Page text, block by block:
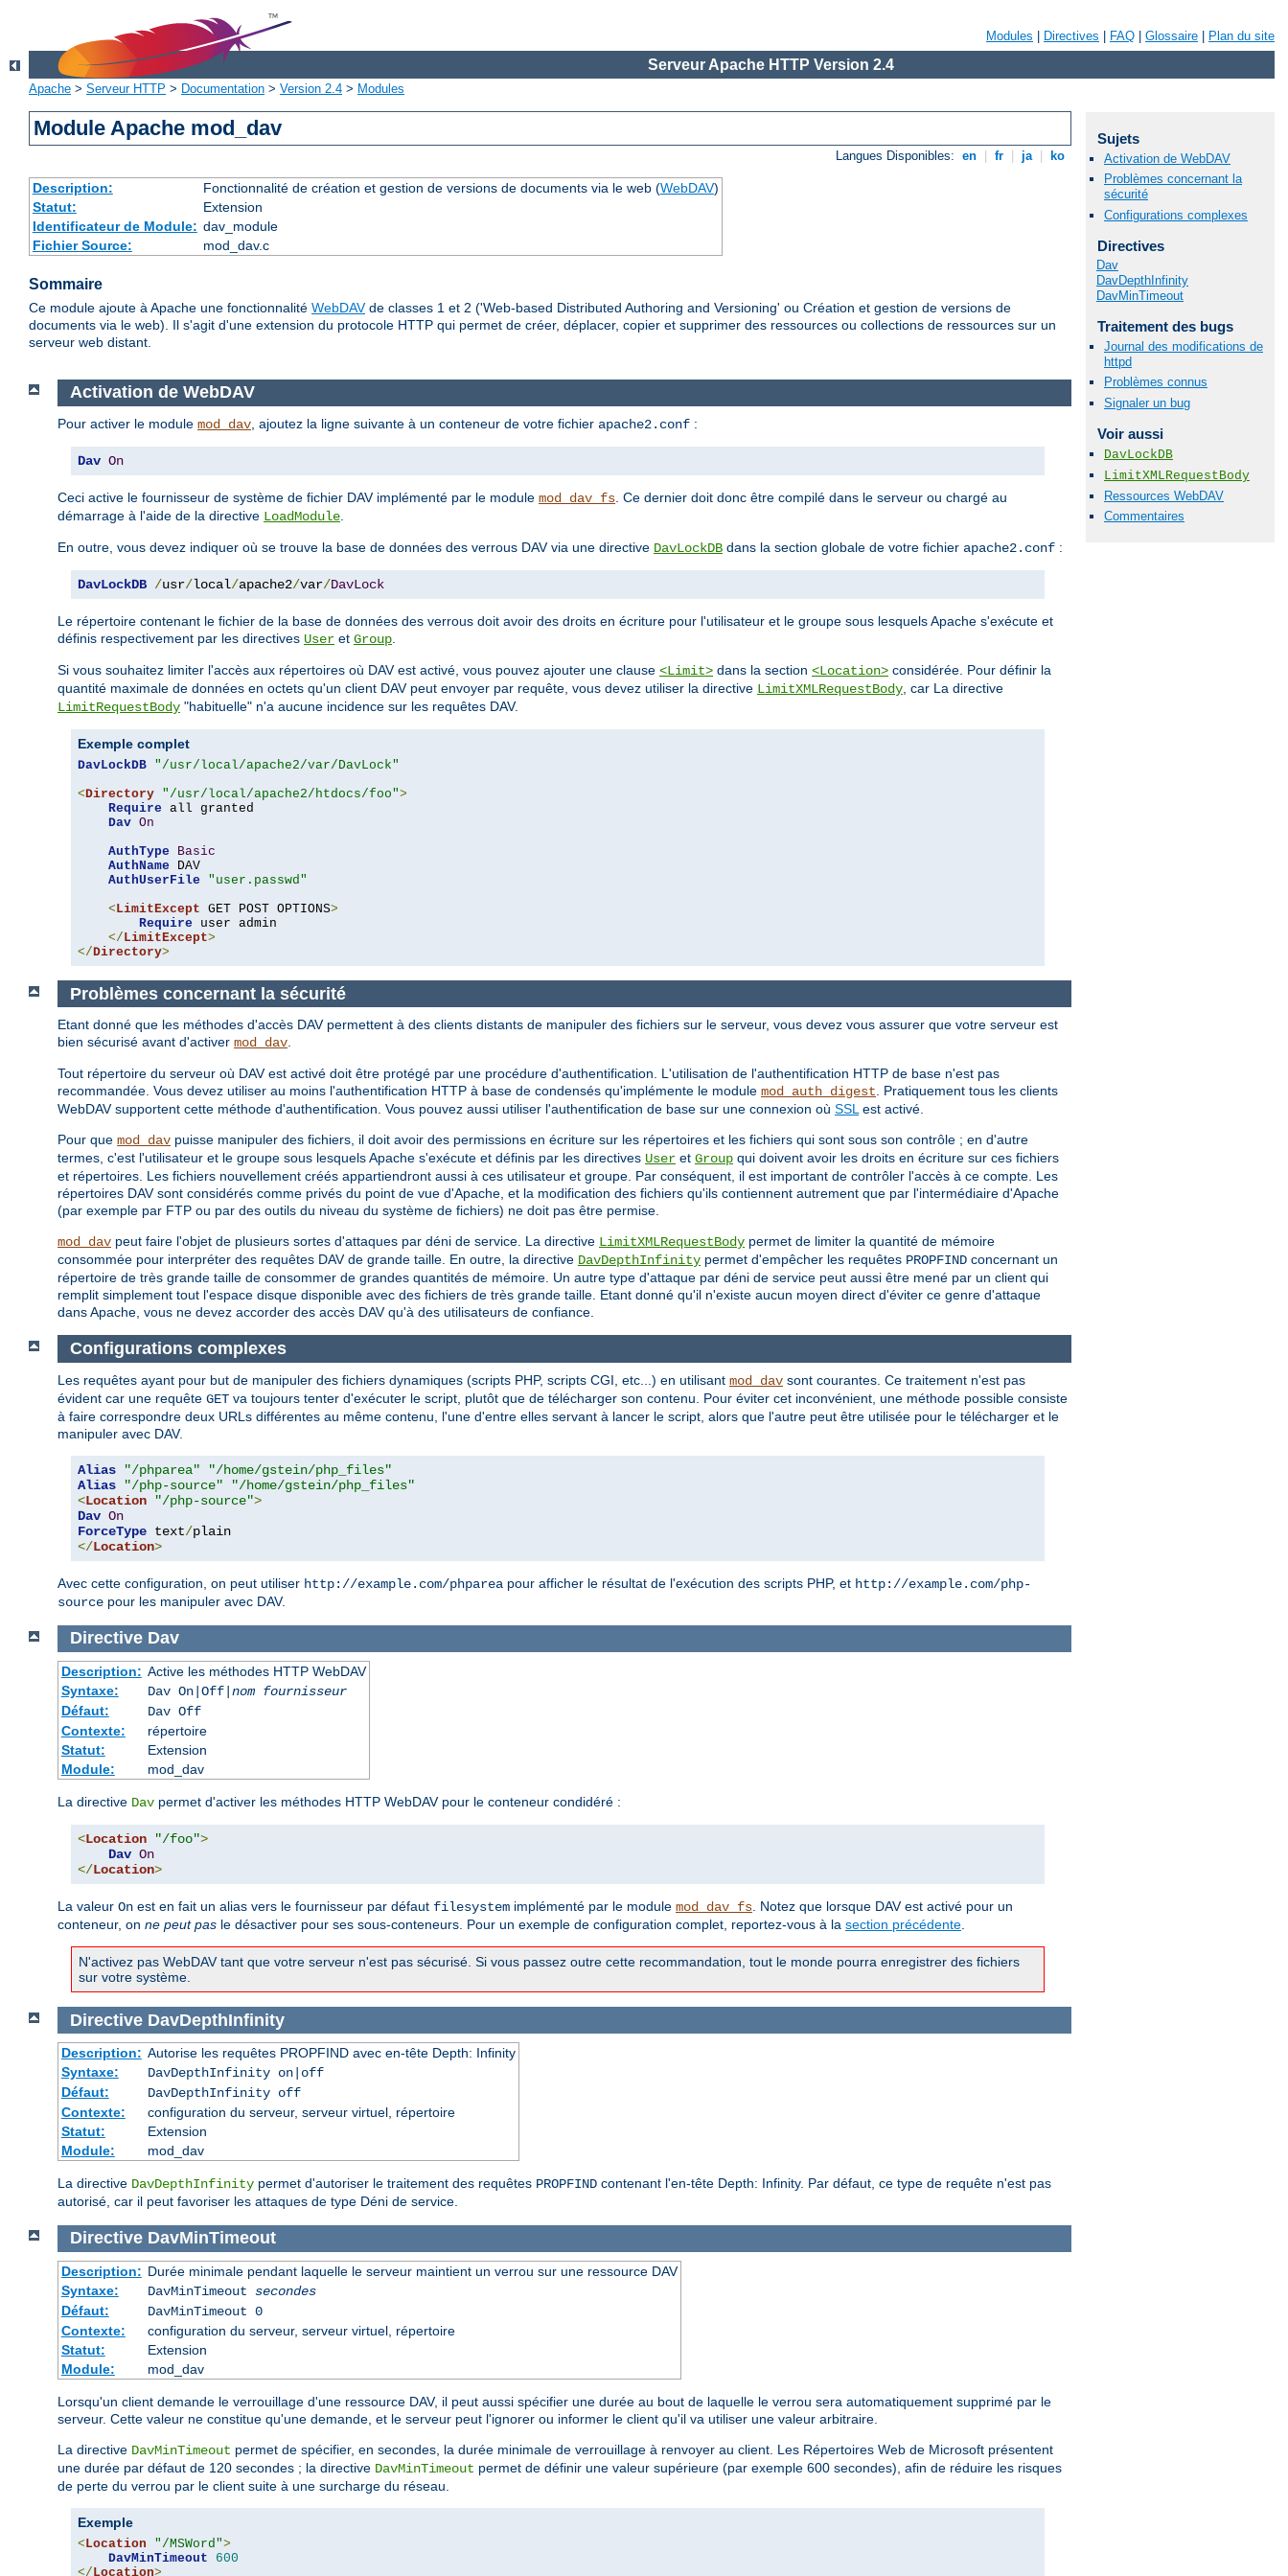
Modules Directives FAQ Glossaire Plan du site
Serveur Apache HTTP Version 2.4
Apache > Serveur HTTP > Documentation > Version 2.4 > Modules
Module Apache mod_dav
Langues Disponibles: en fr ja ko
Description: Fonctionnalité de création et gestion de versions de documents via le web (WebDAV)
Statut:
Extension
Identificateur de Module: dav_module
Fichier Source:
mod_dav.c
Sommaire
Ce module ajoute à Apache une fonctionnalité WebDAVde classes 1 et 2 ('Web-based Distributed Authoring and Versioning' ou Création et gestion de versions de
documents via le web). Il s'agit d'une extension du protocole HTTP qui permet de créer, déplacer, copier et supprimer des ressources ou collections de ressources sur un
serveur web distant.
Sujets
Activation de WebDAV
Problèmes concernant la
sécurité
Configurations complexes
Directives
Dav
DavDepthInfinity
DavMinTimeout
Traitement des bugs
Journal des modifications de
httpd
Problèmes connus
Signaler un bug
Voir aussi
DavLockDB
LimitXMLRequestBody
Ressources WebDAV
Commentaires
Activation de WebDAV
Pour activer le module mod_dav , ajoutez la ligne suivante à un conteneur de votre fichier apache2.conf :
Dav On
Ceci active le fournisseur de système de fichier DAV implémenté par le module mod_dav_fs . Ce dernier doit donc être compilé dans le serveur ou chargé au
démarrage à l'aide de la directive LoadModule
En outre, vous devez indiquer où se trouve la base de données des verrous DAV via une directive DavLockDB dans la section globale de votre fichier apache2.conf :
DavLockDB /usr/local/apache2/var/DavLock
Le répertoire contenant le fichier de la base de données des verrous doit avoir des droits en écriture pour l'utilisateur et le groupe sous lesquels Apache s'exécute et
définis respectivement par les directives User et Group
Si vous souhaitez limiter l'accès aux répertoires où DAV est activé, vous pouvez ajouter une clause <Limit> dans la section <Location> considérée. Pour définir la
quantité maximale de données en octets qu'un client DAV peut envoyer par requête, vous devez utiliser la directive LimitXMLRequestBody , car La directive
LimitRequestBody "habituelle" n'a aucune incidence sur les requêtes DAV.
Exemple complet
DavLockDB "/usr/local/apache2/var/DavLock"
<Directory "/usr/local/apache2/htdocs/foo">
Require all granted
Dav On
AuthType
Basic
AuthName DAV
AuthUserFile
"user.passwd"
< LimitExcept GET POST OPTIONS>
Require user admin
</ LimitExcept>
</Directory>
Problèmes concernant la sécurité
Etant donné que les méthodes d'accès DAV permettent à des clients distants de manipuler des fichiers sur le serveur, vous devez vous assurer que votre serveur est
bien sécurisé avant d'activer mod_dav.
Tout répertoire du serveur où DAV est activé doit être protégé par une procédure d'authentification. L'utilisation de l'authentification HTTP de base n'est pas
recommandée. Vous devez utiliser au moins l'authentification HTTP à base de condensés qu'implémente le module mod_auth_digest. Pratiquement tous les clients
WebDAV supportent cette méthode d'authentification. Vous pouvez aussi utiliser l'authentification de base sur une connexion où SSLest activé.
Pour que mod_dav puisse manipuler des fichiers, il doit avoir des permissions en écriture sur les répertoires et les fichiers qui sont sous son contrôle ; en d'autre
termes, c'est l'utilisateur et le groupe sous lesquels Apache s'exécute et définis par les directives User et Group qui doivent avoir les droits en écriture sur ces fichiers
et répertoires. Les fichiers nouvellement créés appartiendront aussi à ces utilisateur et groupe. Par conséquent, il est important de contrôler l'accès à ce compte. Les
répertoires DAV sont considérés comme privés du point de vue d'Apache, et la modification des fichiers qu'ils contiennent autrement que par l'intermédiaire d'Apache
(par exemple par FTP ou par des outils du niveau du système de fichiers) ne doit pas être permise.
mod_dav peut faire l'objet de plusieurs sortes d'attaques par déni de service. La directive LimitXMLRequestBody permet de limiter la quantité de mémoire
consommée pour interpréter des requêtes DAV de grande taille. En outre, la directive DavDepthInfinity permet d'empêcher les requêtes PROPFIND concernant un
répertoire de très grande taille de consommer de grandes quantités de mémoire. Un autre type d'attaque par déni de service peut aussi être mené par un client qui
remplit simplement tout l'espace disque disponible avec des fichiers de très grande taille. Etant donné qu'il n'existe aucun moyen direct d'éviter ce genre d'attaque
dans Apache, vous ne devez accorder des accès DAV qu'à des utilisateurs de confiance.
Configurations complexes
Les requêtes ayant pour but de manipuler des fichiers dynamiques (scripts PHP, scripts CGI, etc...) en utilisant mod_dav sont courantes. Ce traitement n'est pas
évident car une requête GET va toujours tenter d'exécuter le script, plutôt que de télécharger son contenu. Pour éviter cet inconvénient, une méthode possible consiste
à faire correspondre deux URLs différentes au même contenu, l'une d'entre elles servant à lancer le script, alors que l'autre peut être utilisée pour le télécharger et le
manipuler avec DAV.
Alias "/phparea"
"/home/gstein/php_files"
Alias
"/php-source"
"/home/gstein/php_files"
<Location "/php-source">
Dav On
ForceType text/
</Location>
Avec cette configuration, on peut utiliser http://example.com/phparea pour afficher le résultat de l'exécution des scripts PHP, et http://example.com/php-
source pour les manipuler avec DAV.
Directive Dav
Description: Active les méthodes HTTP WebDAV
Syntaxe:
Dav On|Off| nom fournisseur
Défaut:
Dav Off
Contexte:
répertoire
Statut:
Extension
Module:
mod_dav
La directive Dav permet d'activer les méthodes HTTP WebDAV pour le conteneur condidéré :
<Location "/foo">
Dav On
</Location>
La valeur On est en fait un alias vers le fournisseur par défaut filesystem implémenté par le module mod_dav_fs . Notez que lorsque DAV est activé pour un
conteneur, on ne peut pas le désactiver pour ses sous-conteneurs. Pour un exemple de configuration complet, reportez-vous à la section précédente
N'activez pas WebDAV tant que votre serveur n'est pas sécurisé. Si vous passez outre cette recommandation, tout le monde pourra enregistrer des fichiers
sur votre système.
Directive DavDepthInfinity
Description: Autorise les requêtes PROPFIND avec en-tête Depth: Infinity
Syntaxe:
DavDepthInfinity on|off
Défaut:
DavDepthInfinity off
Contexte:
configuration du serveur, serveur virtuel, répertoire
Statut:
Extension
Module:
mod_dav
La directive DavDepthInfinity permet d'autoriser le traitement des requêtes PROPFIND contenant l'en-tête Depth: Infinity. Par défaut, ce type de requête n'est pas
autorisé, car il peut favoriser les attaques de type Déni de service.
Directive DavMinTimeout
Description: Durée minimale pendant laquelle le serveur maintient un verrou sur une ressource DAV
Syntaxe:
DavMinTimeout secondes
Défaut:
DavMinTimeout 0
Contexte:
configuration du serveur, serveur virtuel, répertoire
Statut:
Extension
Module:
mod_dav
Lorsqu'un client demande le verrouillage d'une ressource DAV, il peut aussi spécifier une durée au bout de laquelle le verrou sera automatiquement supprimé par le
serveur. Cette valeur ne constitue qu'une demande, et le serveur peut l'ignorer ou informer le client qu'il va utiliser une valeur arbitraire.
La directive DavMinTimeout permet de spécifier, en secondes, la durée minimale de verrouillage à renvoyer au client. Les Répertoires Web de Microsoft présentent
une durée par défaut de 120 secondes ; la directive DavMinTimeout permet de définir une valeur supérieure (par exemple 600 secondes), afin de réduire les risques
de perte du verrou par le client suite à une surcharge du réseau.
Exemple
< Location "/MSWord">
DavMinTimeout
600
</ Location>